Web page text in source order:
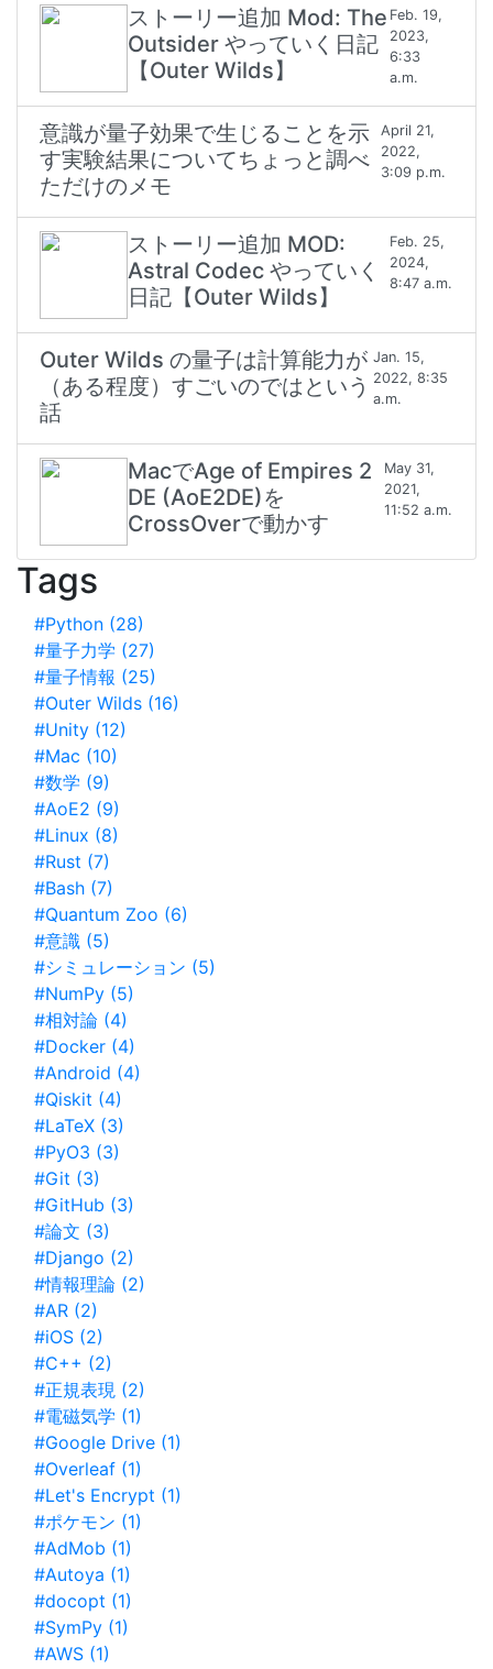
ストーリー追加 Mod: The
Outsider やっていく日記
【Outer Wilds】
Feb. 19,
2023,
6:33
a.m.
意識が量子効果で生じることを示
す実験結果についてちょっと調べ
ただけのメモ
April 21,
2022,
3:09 p.m.
ストーリー追加 MOD:
Astral Codec やっていく
日記【Outer Wilds】
Feb. 25,
2024,
8:47 a.m.
Outer Wilds の量子は計算能力が
（ある程度）すごいのではという
話
Jan. 15,
2022, 8:35
a.m.
MacでAge of Empires 2
DE (AoE2DE)を
CrossOverで動かす
May 31,
2021,
11:52 a.m.
Tags
#Python (28)
#量子力学 (27)
#量子情報 (25)
#Outer Wilds (16)
#Unity (12)
#Mac (10)
#数学 (9)
#AoE2 (9)
#Linux (8)
#Rust (7)
#Bash (7)
#Quantum Zoo (6)
#意識 (5)
#シミュレーション (5)
#NumPy (5)
#相対論 (4)
#Docker (4)
#Android (4)
#Qiskit (4)
#LaTeX (3)
#PyO3 (3)
#Git (3)
#GitHub (3)
#論文 (3)
#Django (2)
#情報理論 (2)
#AR (2)
#iOS (2)
#C++ (2)
#正規表現 (2)
#電磁気学 (1)
#Google Drive (1)
#Overleaf (1)
#Let's Encrypt (1)
#ポケモン (1)
#AdMob (1)
#Autoya (1)
#docopt (1)
#SymPy (1)
#AWS (1)